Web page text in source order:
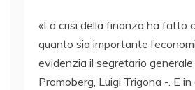
«La crisi della finanza ha fatto
quanto sia importante
evidenzia il segretario generale
Promoberg, Luigi Trigona -. E